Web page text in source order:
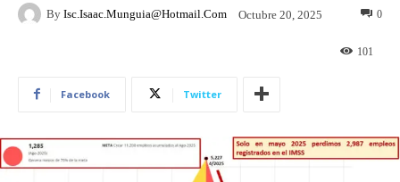
By Isc.isaac.munguia@hotmail.com Octubre 20, 2025 0
101
Facebook Twitter